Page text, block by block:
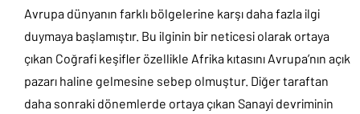
Avrupa dünyanın farklı bölgelerine karşı daha fazla ilgi
duymaya başlamıştır. Bu ilginin bir neticesi olarak ortaya
çıkan Coğrafi keşifler özellikle Afrika kıtasını Avrupa’nın açık
pazarı haline gelmesine sebep olmuştur. Diğer taraftan
daha sonraki dönemlerde ortaya çıkan Sanayi devriminin